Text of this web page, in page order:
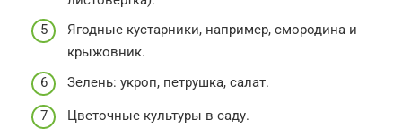
Ягодные кустарники, например, смородина и
крыжовник.
Зелень: укроп, петрушка, салат.
Цветочные культуры в саду.